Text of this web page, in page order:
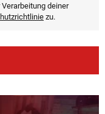
deiner
zu.